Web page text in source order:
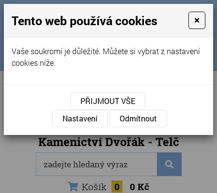
Obchodní podmínky
Kontakty
Naše kamenictví
Sledujte nás na FB
Internetový obchod
Kamenictví Dvořák - Telč
Košík 0 0 Kč
Tento web používá cookies ×
Vaše soukromí je důležité. Můžete si vybrat z nastavení
cookies níže.
PŘIJMOUT VŠE
Nastavení
Odmítnout